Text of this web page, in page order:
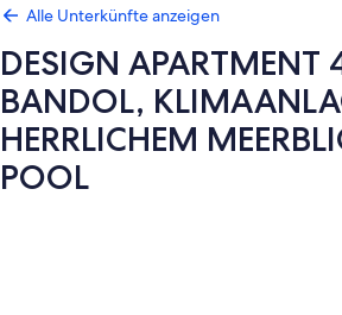
Alle Unterkünfte anzeigen
DESIGN APARTMENT
BANDOL,
HERRLICHEM
POOL